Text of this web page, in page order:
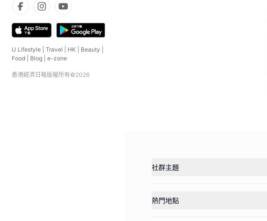
U Lifestyle Travel HK Beauty
Food
Blog e-zone
香港經濟日報版權所有©2026
社群主題
熱門地點